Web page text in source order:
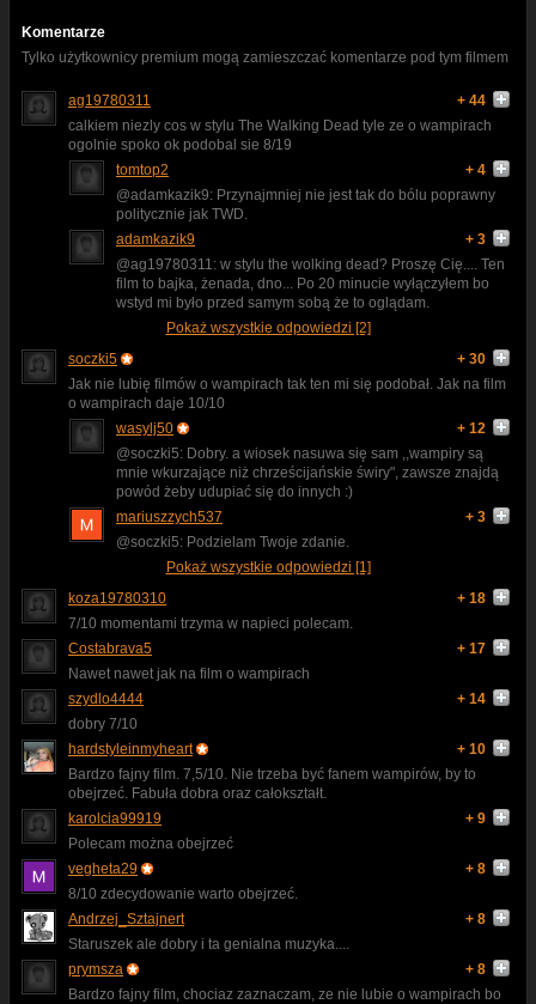
Komentarze
Tylko użytkownicy premium mogą zamieszczać komentarze pod tym filmem
ag19780311
+ 44
calkiem niezly cos w stylu The Walking Dead tyle ze o wampirach
ogolnie spoko ok podobal sie 8/19
tomtop2
+ 4
@adamkazik9: Przynajmniej nie jest tak do bólu poprawny
politycznie jak TWD.
adamkazik9
+ 3
@ag19780311: w stylu the wolking dead? Proszę Cię.... Ten
film to bajka, żenada, dno... Po 20 minucie wyłączyłem bo
wstyd mi było przed samym sobą że to oglądam.
Pokaż wszystkie odpowiedzi [2]
soczki5
+ 30
Jak nie lubię filmów o wampirach tak ten mi się podobał. Jak na film
o wampirach daje 10/10
wasylj50
+ 12
@soczki5: Dobry. a wiosek nasuwa się sam ,,wampiry są
mnie wkurzające niż chrześcijańskie świry", zawsze znajdą
powód żeby udupiać się do innych :)
mariuszzych537
+ 3
@soczki5: Podzielam Twoje zdanie.
Pokaż wszystkie odpowiedzi [1]
koza19780310
+ 18
7/10 momentami trzyma w napieci polecam.
Costabrava5
+ 17
Nawet nawet jak na film o wampirach
szydlo4444
+ 14
dobry 7/10
hardstyleinmyheart
+ 10
Bardzo fajny film. 7,5/10. Nie trzeba być fanem wampirów, by to
obejrzeć. Fabuła dobra oraz całokształt.
karolcia99919
+ 9
Polecam można obejrzeć
vegheta29
+ 8
8/10 zdecydowanie warto obejrzeć.
Andrzej_Sztajnert
+ 8
Staruszek ale dobry i ta genialna muzyka....
prymsza
+ 8
Bardzo fajny film, chociaz zaznaczam, ze nie lubie o wampirach bo